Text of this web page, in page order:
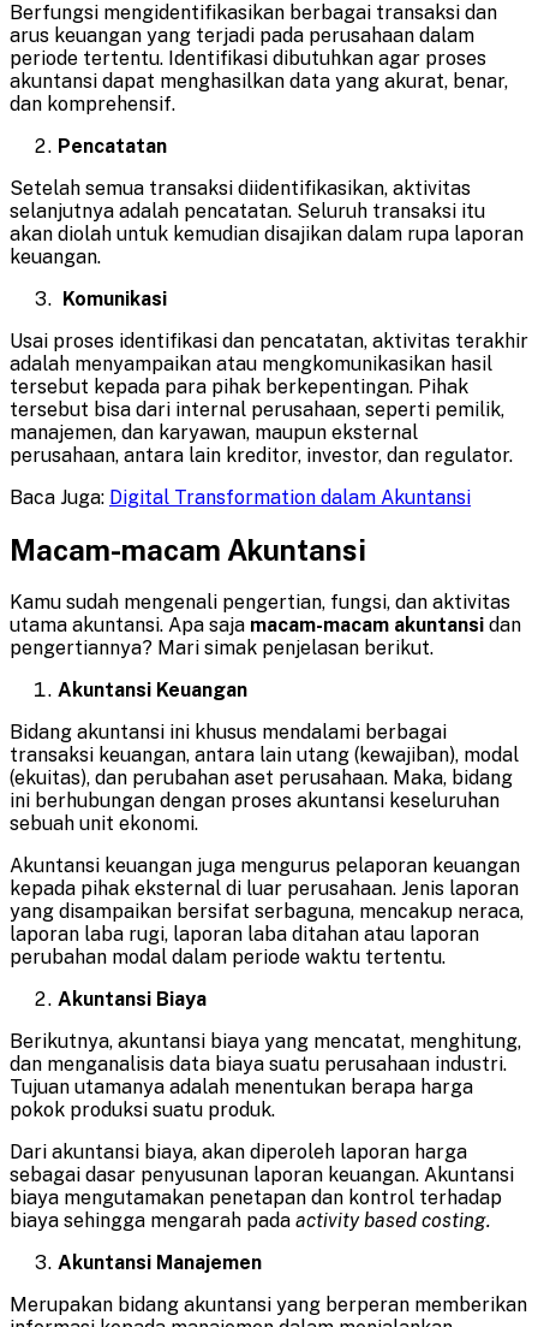
Berfungsi mengidentifikasikan berbagai transaksi dan
arus keuangan yang terjadi pada perusahaan dalam
periode tertentu. Identifikasi dibutuhkan agar proses
akuntansi dapat menghasilkan data yang akurat, benar,
dan komprehensif.
Pencatatan
Setelah semua transaksi diidentifikasikan, aktivitas
selanjutnya adalah pencatatan. Seluruh transaksi itu
akan diolah untuk kemudian disajikan dalam rupa laporan
keuangan.
Komunikasi
Usai proses identifikasi dan pencatatan, aktivitas terakhir
adalah menyampaikan atau mengkomunikasikan hasil
tersebut kepada para pihak berkepentingan. Pihak
tersebut bisa dari internal perusahaan, seperti pemilik,
manajemen, dan karyawan, maupun eksternal
perusahaan, antara lain kreditor, investor, dan regulator.
Baca Juga: Digital Transformation dalam Akuntansi
Macam-macam Akuntansi
Kamu sudah mengenali pengertian, fungsi, dan aktivitas
utama akuntansi. Apa saja macam-macam akuntansi dan
pengertiannya? Mari simak penjelasan berikut.
Akuntansi Keuangan
Bidang akuntansi ini khusus mendalami berbagai
transaksi keuangan, antara lain utang (kewajiban), modal
(ekuitas), dan perubahan aset perusahaan. Maka, bidang
ini berhubungan dengan proses akuntansi keseluruhan
sebuah unit ekonomi.
Akuntansi keuangan juga mengurus pelaporan keuangan
kepada pihak eksternal di luar perusahaan. Jenis laporan
yang disampaikan bersifat serbaguna, mencakup neraca,
laporan laba rugi, laporan laba ditahan atau laporan
perubahan modal dalam periode waktu tertentu.
Akuntansi Biaya
Berikutnya, akuntansi biaya yang mencatat, menghitung,
dan menganalisis data biaya suatu perusahaan industri.
Tujuan utamanya adalah menentukan berapa harga
pokok produksi suatu produk.
Dari akuntansi biaya, akan diperoleh laporan harga
sebagai dasar penyusunan laporan keuangan. Akuntansi
biaya mengutamakan penetapan dan kontrol terhadap
biaya sehingga mengarah pada activity based costing.
Akuntansi Manajemen
Merupakan bidang akuntansi yang berperan memberikan